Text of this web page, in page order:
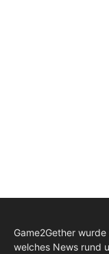
Game2Gether
welches News rund